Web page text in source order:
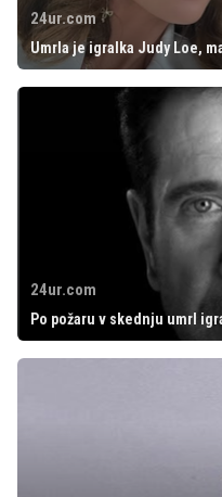
24ur.com
Umrla je igralka Judy Loe,
24ur.com
Po požaru v skednju umrl